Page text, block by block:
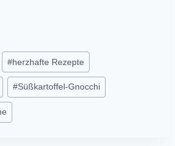
#herzhafte Rezepte
#Süßkartoffel-Gnocchi